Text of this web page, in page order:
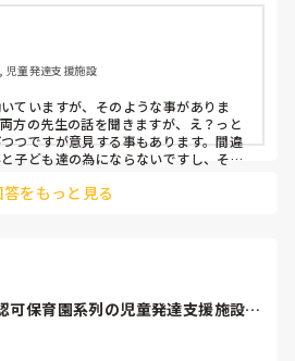
児童発達支援施設
ていますが、そのような事がありま
方の先生の話を聞きますが、え？っと
つですが意見する事もあります。間違
子ども達の為にならないですし、その
どちらに付かないといけないなど気に
答をもっと見る
可保育園系列の児童発達支援施設で